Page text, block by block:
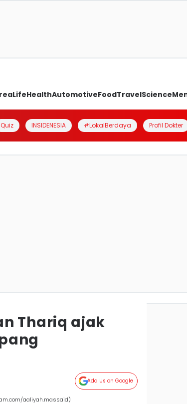
LifeHealthAutomotiveFoodTravelScience
Quiz INSIDENESIA #LokalBerdaya Profil Dokter
Thariq ajak
Add Us on Google
aaliyah.massaid)